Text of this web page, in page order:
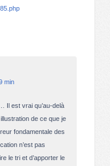
min
Il est vrai qu’au-delà
de ce que je
fondamentale des
n’est pas
le tri et d’apporter le